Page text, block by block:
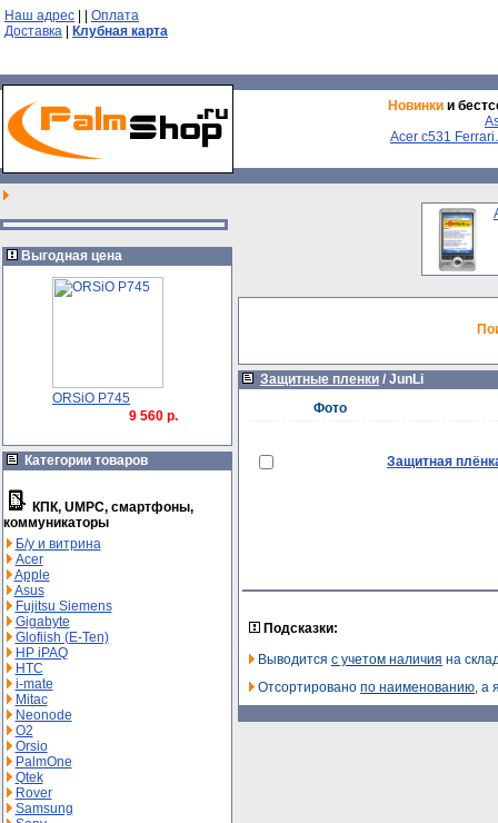
Наш адрес
Оплата
Доставка
Клубная карта
Новинки и
Acer с531
Выгодная цена
ORSiO P745
9 560 р.
Категории товаров
КПК, UMPC, смартфоны,
коммуникаторы
Б/у и витрина
Acer
Apple
Asus
Fujitsu Siemens
Gigabyte
Glofiish (E-Ten)
HP iPAQ
HTC
i-mate
Mitac
Neonode
O2
Orsio
PalmOne
Qtek
Rover
Samsung
Защитные пленки / JunLi
Фото
Защитная
Подсказки:
Выводится с учетом наличия на
Отсортировано по наименованию, а